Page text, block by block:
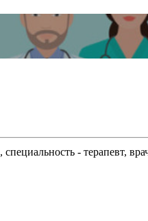
, специальность - терапевт,